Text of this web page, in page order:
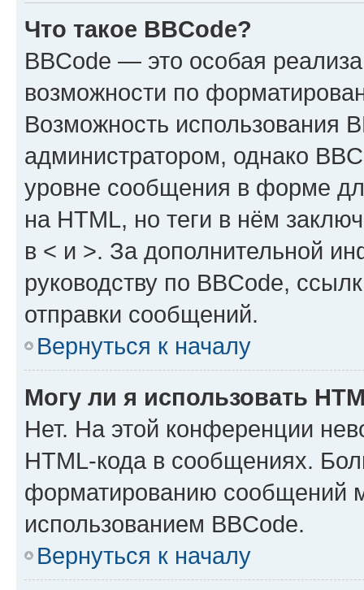
Что такое BBCode?
BBCode — это особая
возможности по
Возможность использования
администратором, однако
уровне сообщения в форме
на HTML, но теги в нём
в < и >. За дополнительной
руководству по BBCode,
отправки сообщений.
Вернуться к началу
Могу ли я использовать
Нет. На этой конференции
HTML-кода в сообщениях.
форматированию сообщений
использованием BBCode.
Вернуться к началу